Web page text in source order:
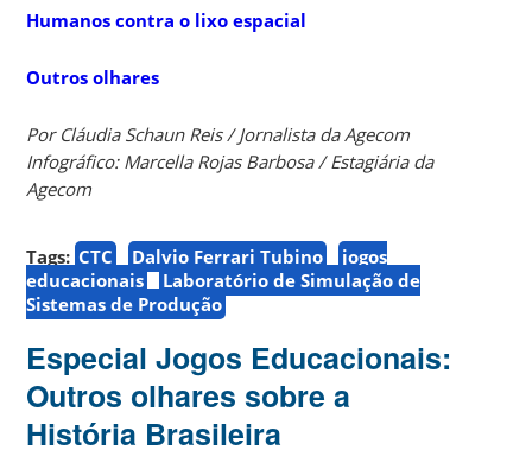
Humanos contra o lixo espacial
Outros olhares
Por Cláudia Schaun Reis / Jornalista da Agecom
Infográfico: Marcella Rojas Barbosa / Estagiária da
Agecom
Tags: CTC Dalvio Ferrari Tubino
jogos
educacionais
Laboratório de Simulação de
Sistemas de Produção
Especial Jogos Educacionais:
Outros olhares sobre a
História Brasileira